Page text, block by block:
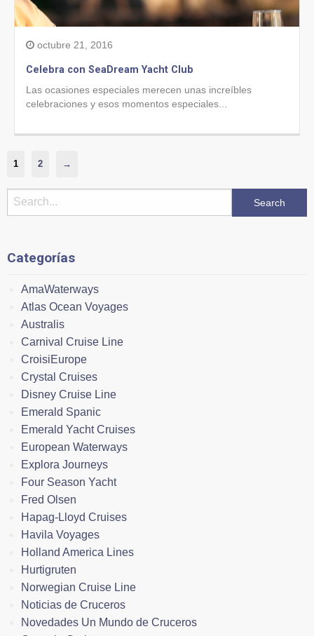
octubre 21, 2016
Celebra con SeaDream Yacht Club
Las ocasiones especiales merecen unas increíbles
celebraciones y esos momentos especiales...
1 2 →
Categorías
AmaWaterways
Atlas Ocean Voyages
Australis
Carnival Cruise Line
CroisiEurope
Crystal Cruises
Disney Cruise Line
Emerald Spanic
Emerald Yacht Cruises
European Waterways
Explora Journeys
Four Season Yacht
Fred Olsen
Hapag-Lloyd Cruises
Havila Voyages
Holland America Lines
Hurtigruten
Norwegian Cruise Line
Noticias de Cruceros
Novedades Un Mundo de Cruceros